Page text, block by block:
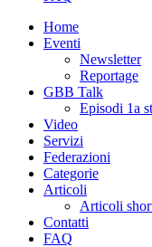
Home
Eventi
Newsletter
Reportage
GBB Talk
Episodi 1a
Video
Servizi
Federazioni
Categorie
Articoli
Articoli
Contatti
FAQ